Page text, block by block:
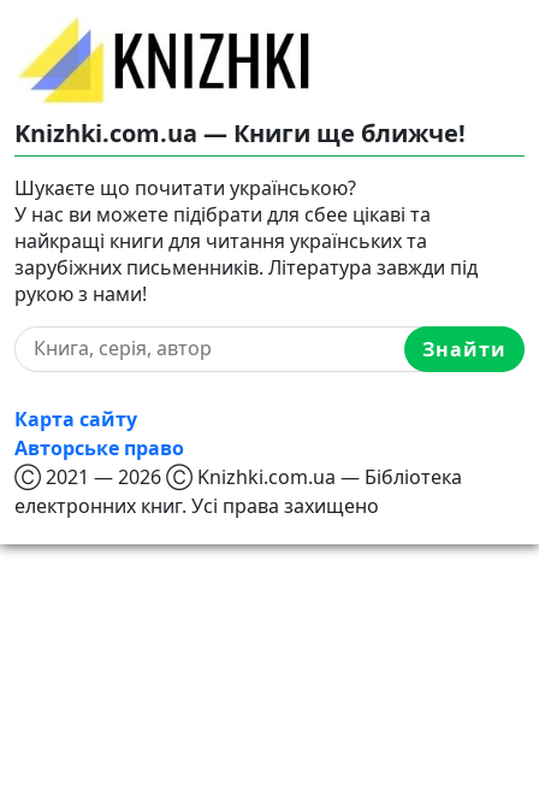
Knizhki.com.ua — Книги ще ближче!
Шукаєте що почитати українською?
У нас ви можете підібрати для сбее цікаві та
найкращі книги для читання українських та
зарубіжних письменників. Література завжди під
рукою з нами!
Знайти
Карта сайту
Авторське право
Ⓒ 2021 — 2026 Ⓒ Knizhki.com.ua — Бібліотека
електронних книг. Усі права захищено